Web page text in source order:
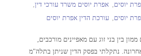
יוסים, אפרת יוסים משרד עורכי דין,
יוסים, עורכת הדין אפרת יוסים
בין בני זוג עם מאפיינים מורכבים,
נתקלתי בפסק הדין שניתן בתלה"מ